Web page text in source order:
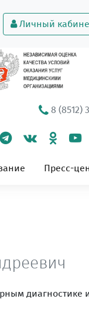
Личный
8 (8512)
Пресс-
диагностике